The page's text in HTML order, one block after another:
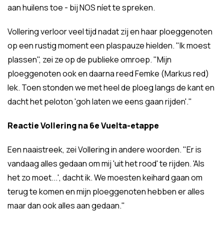
aan huilens toe - bij NOS níet te spreken.
Vollering verloor veel tijd nadat zij en haar ploeggenoten
op een rustig moment een plaspauze hielden. "Ik moest
plassen", zei ze op de publieke omroep. "Mijn
ploeggenoten ook en daarna reed Femke (Markus red)
lek. Toen stonden we met heel de ploeg langs de kant en
dacht het peloton 'goh laten we eens gaan rijden'."
Reactie Vollering na 6e Vuelta-etappe
Een naaistreek, zei Vollering in andere woorden. "Er is
vandaag alles gedaan om mij 'uit het rood' te rijden. 'Als
het zo moet...', dacht ik. We moesten keihard gaan om
terug te komen en mijn ploeggenoten hebben er alles
maar dan ook alles aan gedaan."